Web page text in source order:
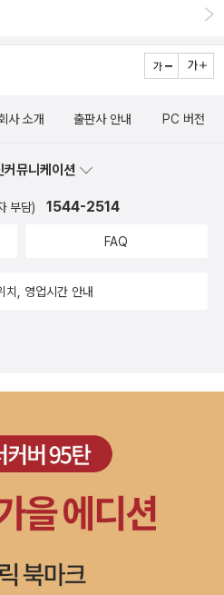
습을 보는 베드로가 묻기를, 주여
순종하고 정결했던 초기 기독교를
신론자가 있습니다. 5. 제임스 M.
런지 모르지만 영화로 만들어진 현
은, 아니, 저하고 궁합이 맞는 작품
일 수도 있고, 케루악 류의 비트
런 거 다 놔두고 재미있는 치정
<모두가 나의 아들> 가족간의 기
만들어 연출을 해보는 일인데, 이
한을 만들어낼 수 있을 겁니다. 7.
30대 초반에 썼는데도 나보코
디 등등. 이런 성향이 너무 강해 번
나 있기는 할까, 라는 의문이 들
<악령>의 흔적을 곳곳에서 발견
이만 기록을 끝내려고 합니다. 그
. 목록을 아래에 붙입니다. 이 목록
딩 개구리 배를 엮다 채식의 배신
플라스틱 바다
함 정리의 목표. 그런데 책이 너
세일즈 포인트가 그리 높지 않은 책
일단 잘 팔리고 있는 책들을 장바
한 켤레가 사라졌다. 올해도 몇
상에 깊이 남는다.-물론 이것은 소
설사다.-나는 이 문구를 <파스쿠
작품집 어딘가에서 읽었는데 그
학전집> -에두아르
집을 한 권 읽은 기억이 있고 ...
독은 여러 작가들이 언급하고 있
작품을 읽는 것은 처음. 나름 진
런다고 내가 평론을 쓸 일도 없거
악하기 위해 충실하게 노력해보
예전에 학원사판으로 읽었
사 소개 출판사 안내 PC 버전
뮤니케이션
부담) 1544-2514
FAQ
치, 영업시간 안내